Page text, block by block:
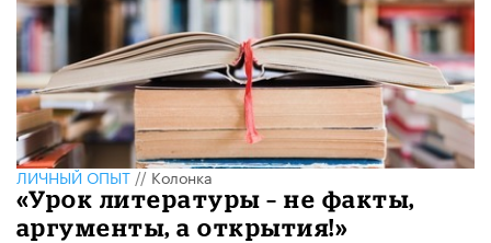
ЛИЧНЫЙ ОПЫТ//Колонка
«Урок литературы – не факты,
аргументы, а открытия!»